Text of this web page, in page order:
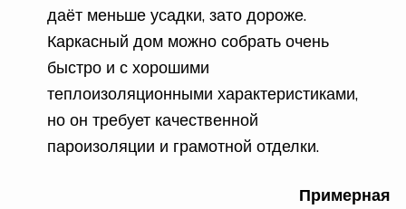
даёт меньше усадки, зато дороже.
Каркасный дом можно собрать очень
быстро и с хорошими
теплоизоляционными характеристиками,
но он требует качественной
пароизоляции и грамотной отделки.
Примерная